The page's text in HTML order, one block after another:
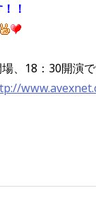
！
、18：30開演で